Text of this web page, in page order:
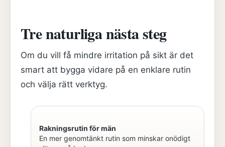
Tre naturliga nästa steg
Om du vill få mindre irritation på sikt är det
smart att bygga vidare på en enklare rutin
och välja rätt verktyg.
Rakningsrutin för män
En mer genomtänkt rutin som minskar onödigt